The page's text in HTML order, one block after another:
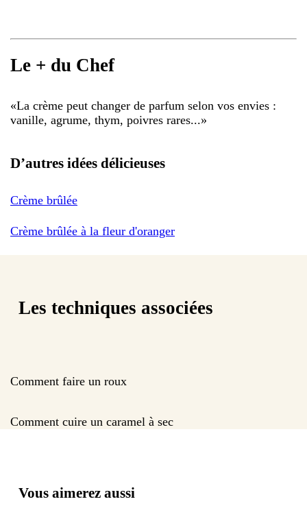
Le + du Chef
«La crème peut changer de parfum selon vos envies :
vanille, agrume, thym, poivres rares...»
D’autres idées délicieuses
Crème brûlée
Crème brûlée à la fleur d'oranger
Les techniques associées
Comment faire un roux
Comment cuire un caramel à sec
Vous aimerez aussi